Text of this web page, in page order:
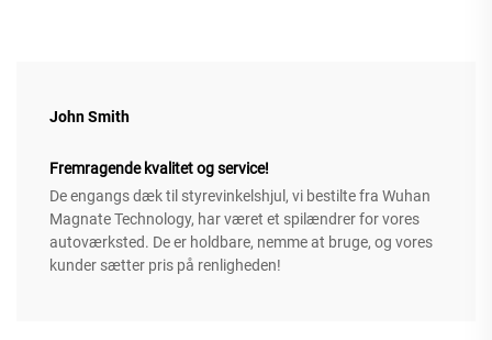
John Smith
Fremragende kvalitet og service!
De engangs dæk til styrevinkelshjul, vi bestilte fra Wuhan
Magnate Technology, har været et spilændrer for vores
autoværksted. De er holdbare, nemme at bruge, og vores
kunder sætter pris på renligheden!